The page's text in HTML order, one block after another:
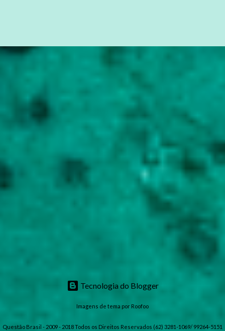
Tecnologia do Blogger
Imagens de tema por Roofoo
Questão Brasil - 2009 - 2018 Todos os Direitos Reservados (62) 3281-1069/ 99264-5151